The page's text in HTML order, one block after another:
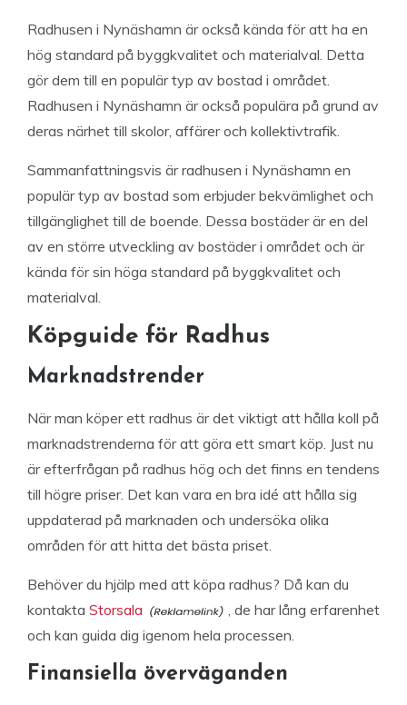
Radhusen i Nynäshamn är också kända för att ha en
hög standard på byggkvalitet och materialval. Detta
gör dem till en populär typ av bostad i området.
Radhusen i Nynäshamn är också populära på grund av
deras närhet till skolor, affärer och kollektivtrafik.
Sammanfattningsvis är radhusen i Nynäshamn en
populär typ av bostad som erbjuder bekvämlighet och
tillgänglighet till de boende. Dessa bostäder är en del
av en större utveckling av bostäder i området och är
kända för sin höga standard på byggkvalitet och
materialval.
Köpguide för Radhus
Marknadstrender
När man köper ett radhus är det viktigt att hålla koll på
marknadstrenderna för att göra ett smart köp. Just nu
är efterfrågan på radhus hög och det finns en tendens
till högre priser. Det kan vara en bra idé att hålla sig
uppdaterad på marknaden och undersöka olika
områden för att hitta det bästa priset.
Behöver du hjälp med att köpa radhus? Då kan du
kontakta Storsala
, de har lång erfarenhet
och kan guida dig igenom hela processen.
Finansiella överväganden